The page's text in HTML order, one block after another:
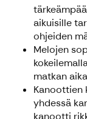
aikuisille
ohjeiden
Melojen
matkan
Kanoottien
yhdessä